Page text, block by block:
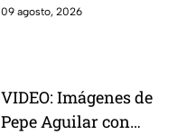
en el suroeste durante este
09 agosto, 2026
VIDEO: Imágenes de
Pepe Aguilar con